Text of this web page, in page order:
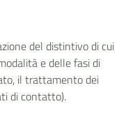
del distintivo di cui
e delle fasi di
il trattamento dei
di contatto).